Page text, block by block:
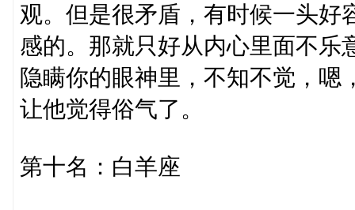
观。但是很矛盾，有时候一头好
感的。那就只好从内心里面不乐
隐瞒你的眼神里，不知不觉，嗯
让他觉得俗气了。
第十名：白羊座